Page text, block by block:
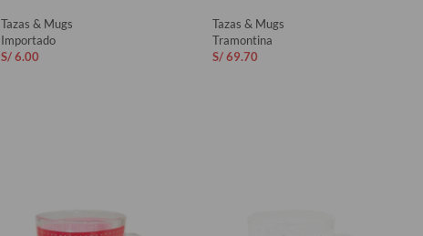
Tazas & Mugs
Importado
S/6.00
Tazas & Mugs
Tramontina
S/69.70